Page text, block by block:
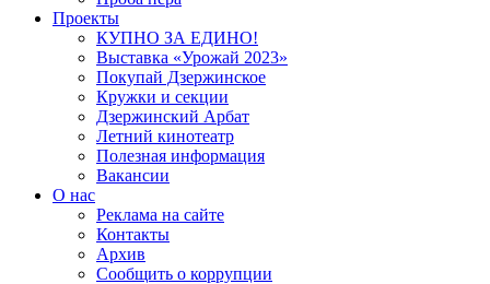
Проекты
КУПНО ЗА ЕДИНО!
Выставка «Урожай 2023»
Покупай Дзержинское
Кружки и секции
Дзержинский Арбат
Летний кинотеатр
Полезная информация
Вакансии
О нас
Реклама на сайте
Контакты
Архив
Сообщить о коррупции